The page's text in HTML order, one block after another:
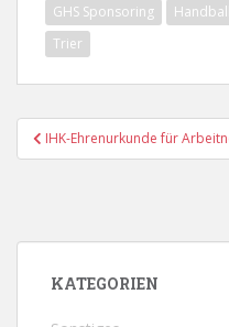
GHS Sponsoring Handball
Trier
IHK-Ehrenurkunde für
KATEGORIEN